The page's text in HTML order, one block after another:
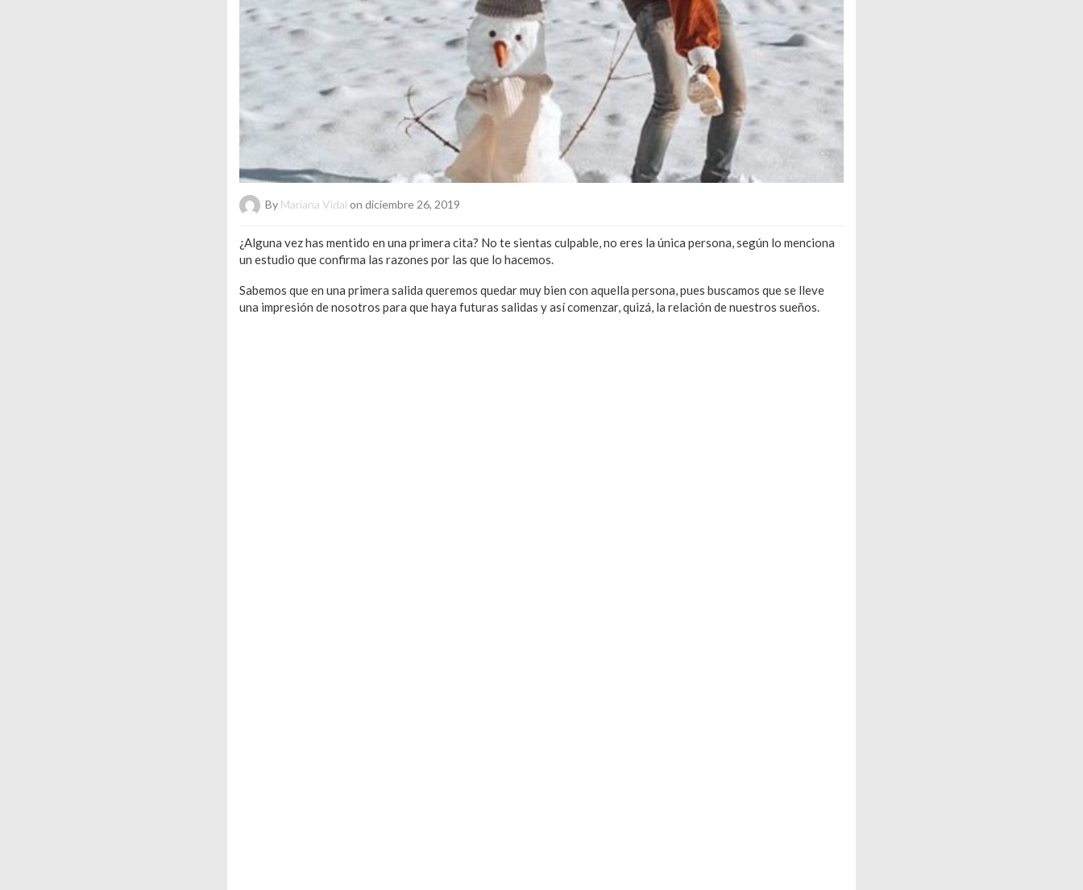
By Mariana Vidal on diciembre 26, 2019
¿Alguna vez has mentido en una primera cita? No te sientas culpable, no eres la única persona, según lo menciona
un estudio que confirma las razones por las que lo hacemos.
Sabemos que en una primera salida queremos quedar muy bien con aquella persona, pues buscamos que se lleve
una impresión de nosotros para que haya futuras salidas y así comenzar, quizá, la relación de nuestros sueños.